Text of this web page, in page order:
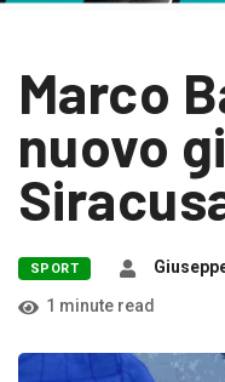
Marco
nuovo
SPORT
1 minute read